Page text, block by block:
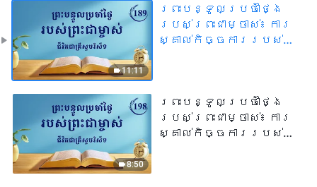
11:11
ព្រះបន្ទូលប្រចាំថ្ងៃ
របស់ព្រះជាម្ចាស់៖ ការ
ស្គាល់កិច្ចការរបស់
8:50
ព្រះបន្ទូលប្រចាំថ្ងៃ
របស់ព្រះជាម្ចាស់៖ ការ
ស្គាល់កិច្ចការរបស់